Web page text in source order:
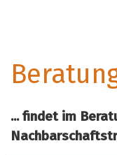
... findet im